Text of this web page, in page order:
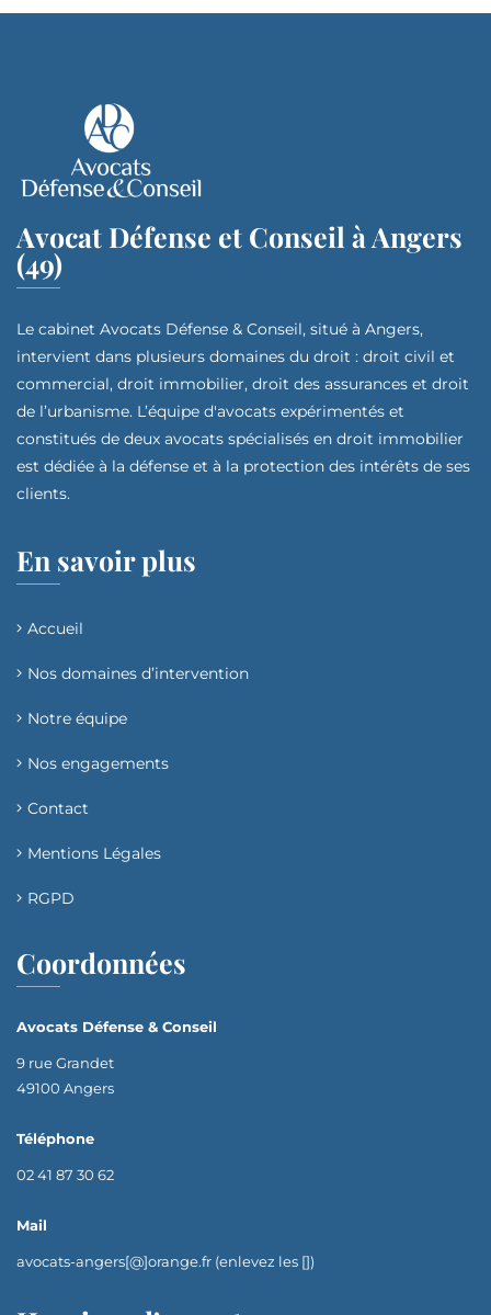
Avocat Défense et Conseil à Angers
(49)
Le cabinet Avocats Défense & Conseil, situé à Angers,
intervient dans plusieurs domaines du droit : droit civil et
commercial, droit immobilier, droit des assurances et droit
de l’urbanisme. L’équipe d'avocats expérimentés et
constitués de deux avocats spécialisés en droit immobilier
est dédiée à la défense et à la protection des intérêts de ses
clients.
En savoir plus
Accueil
Nos domaines d’intervention​
Notre équipe
Nos engagements
Contact
Mentions Légales
RGPD
Coordonnées
Avocats Défense & Conseil
9 rue Grandet
49100 Angers
Téléphone
02 41 87 30 62
Mail
avocats-angers[@]orange.fr (enlevez les [])